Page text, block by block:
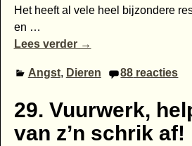
Het heeft al vele heel bijzondere
en …
Lees verder →
Angst, Dieren 88 reacties
29. Vuurwerk,
van z’n schrik af!